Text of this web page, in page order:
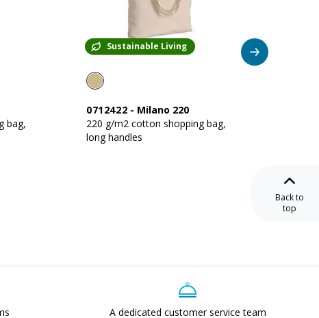
bag,
Sustainable Living
0712422 - Milano 220
220 g/m2 cotton shopping bag,
long handles
Back to
top
A dedicated customer service team